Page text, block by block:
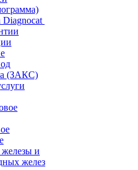
Diagnocat
(ЗАКС)
и
желез